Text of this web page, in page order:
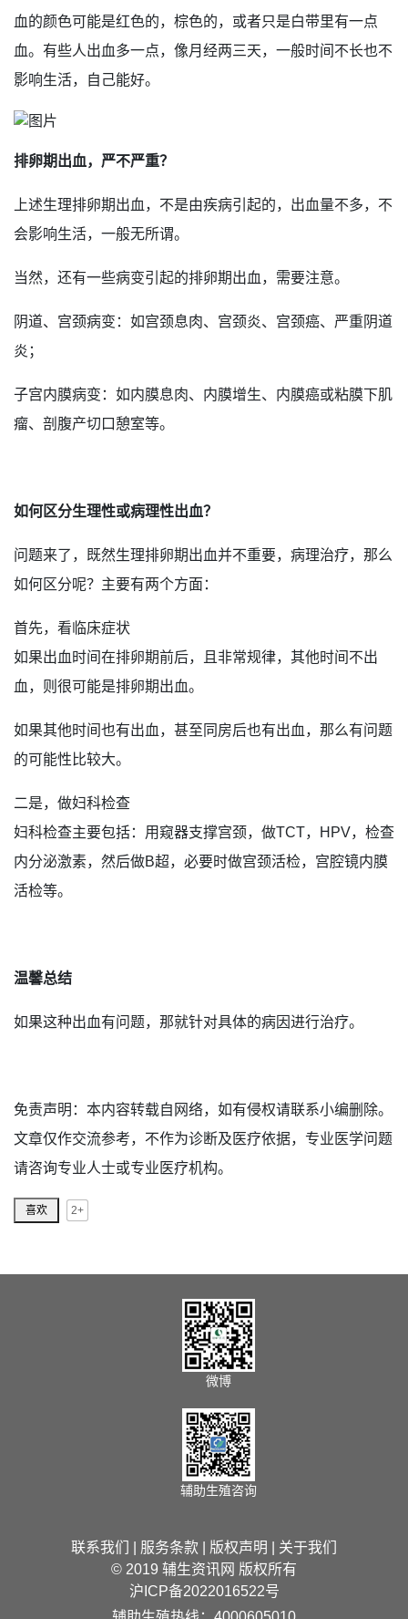
血的颜色可能是红色的，棕色的，或者只是白带里有一点
血。有些人出血多一点，像月经两三天，一般时间不长也不
影响生活，自己能好。
排卵期出血，严不严重？
上述生理排卵期出血，不是由疾病引起的，出血量不多，不
会影响生活，一般无所谓。
当然，还有一些病变引起的排卵期出血，需要注意。
阴道、宫颈病变：如宫颈息肉、宫颈炎、宫颈癌、严重阴道
炎；
子宫内膜病变：如内膜息肉、内膜增生、内膜癌或粘膜下肌
瘤、剖腹产切口憩室等。
如何区分生理性或病理性出血？
问题来了，既然生理排卵期出血并不重要，病理治疗，那么
如何区分呢？主要有两个方面：
首先，看临床症状
如果出血时间在排卵期前后，且非常规律，其他时间不出
血，则很可能是排卵期出血。
如果其他时间也有出血，甚至同房后也有出血，那么有问题
的可能性比较大。
二是，做妇科检查
妇科检查主要包括：用窥器支撑宫颈，做TCT，HPV，检查
内分泌激素，然后做B超，必要时做宫颈活检，宫腔镜内膜
活检等。
温馨总结
如果这种出血有问题，那就针对具体的病因进行治疗。
免责声明：本内容转载自网络，如有侵权请联系小编删除。
文章仅作交流参考，不作为诊断及医疗依据，专业医学问题
请咨询专业人士或专业医疗机构。
喜欢 2+
微博
辅助生殖咨询
联系我们 服务条款 版权声明
关于我们
© 2019 辅生资讯网 版权所有
沪ICP备2022016522号